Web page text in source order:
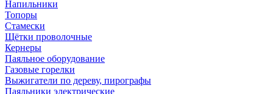
Напильники
Топоры
Стамески
Щётки проволочные
Кернеры
Паяльное оборудование
Газовые горелки
Выжигатели по дереву, пирографы
Паяльники электрические